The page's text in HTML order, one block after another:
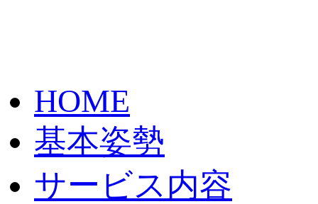
HOME
基本姿勢
サービス内容